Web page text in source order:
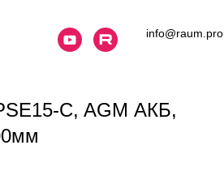
info@raum.pro
C, AGM АКБ,